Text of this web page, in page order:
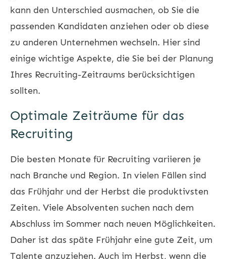
kann den Unterschied ausmachen, ob Sie die
passenden Kandidaten anziehen oder ob diese
zu anderen Unternehmen wechseln. Hier sind
einige wichtige Aspekte, die Sie bei der Planung
Ihres Recruiting-Zeitraums berücksichtigen
sollten.
Optimale Zeiträume für das
Recruiting
Die besten Monate für Recruiting variieren je
nach Branche und Region. In vielen Fällen sind
das Frühjahr und der Herbst die produktivsten
Zeiten. Viele Absolventen suchen nach dem
Abschluss im Sommer nach neuen Möglichkeiten.
Daher ist das späte Frühjahr eine gute Zeit, um
Talente anzuziehen. Auch im Herbst, wenn die